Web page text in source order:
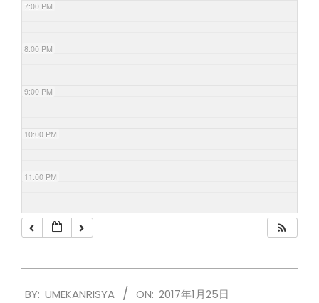
7:00 PM
8:00 PM
9:00 PM
10:00 PM
11:00 PM
01-
BY: UMEKANRISYA ON: 2017年1月25日